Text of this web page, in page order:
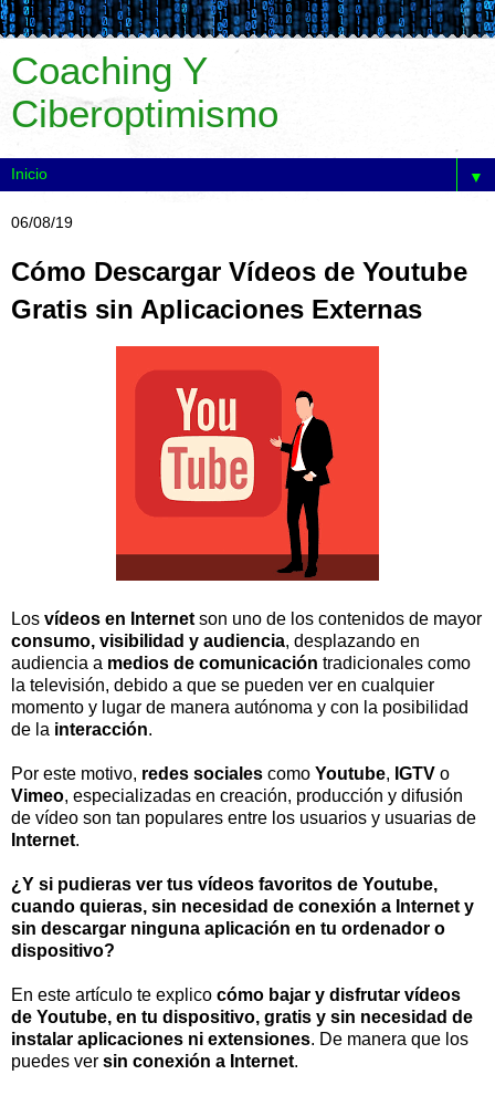
Coaching Y
Ciberoptimismo
▼
06/08/19
Cómo Descargar Vídeos de Youtube
Gratis sin Aplicaciones Externas
Los vídeos en Internet son uno de los contenidos de mayor
consumo, visibilidad y audiencia, desplazando en
audiencia a medios de comunicación tradicionales como
la televisión, debido a que se pueden ver en cualquier
momento y lugar de manera autónoma y con la posibilidad
de la interacción.
Por este motivo, redes sociales como Youtube, IGTV o
Vimeo, especializadas en creación, producción y difusión
de vídeo son tan populares entre los usuarios y usuarias de
Internet.
¿Y si pudieras ver tus vídeos favoritos de Youtube,
cuando quieras, sin necesidad de conexión a Internet y
sin descargar ninguna aplicación en tu ordenador o
dispositivo?
En este artículo te explico cómo bajar y disfrutar vídeos
de Youtube, en tu dispositivo, gratis y sin necesidad de
instalar aplicaciones ni extensiones. De manera que los
puedes ver sin conexión a Internet.